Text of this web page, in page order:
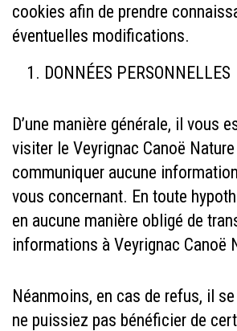
cookies afin de prendre
éventuelles modifications.
DONNÉES PERSONNELLES
D’une manière générale, il vous
visiter le Veyrignac Canoë
communiquer aucune
vous concernant. En toute
en aucune manière obligé de
informations à Veyrignac Canoë
Néanmoins, en cas de refus, il
ne puissiez pas bénéficier de